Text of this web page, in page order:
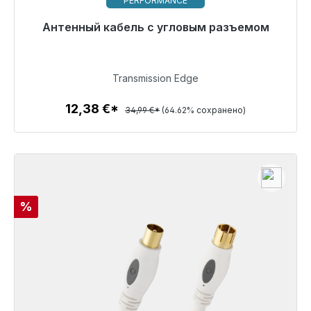
Антенный кабель с угловым разъемом
Готовы к немедленной отправке, срок поставки
12,38 €
Детали
Transmission Edge
12,38 €* 34,99 €* (64.62% сохранено)
Скидка
%